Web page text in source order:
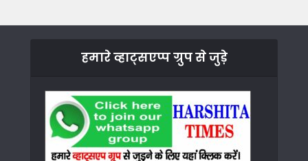
हमारे व्हाट्सएप्प ग्रुप से जुड़े